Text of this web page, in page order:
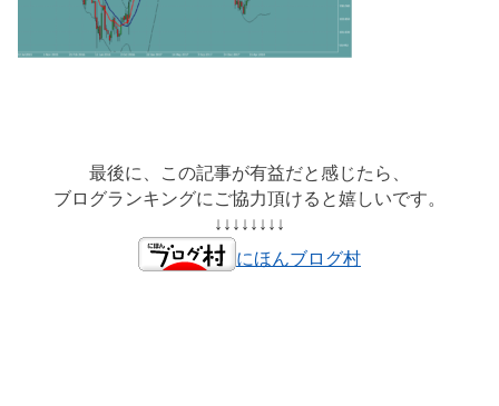
最後に、この記事が有益だと感じたら、
ブログランキングにご協力頂けると嬉しいです。
↓↓↓↓↓↓↓↓
にほんブログ村